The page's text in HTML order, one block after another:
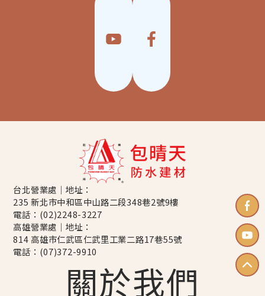
台北營業處｜地址：
235 新北市中和區中山路二段348巷2號9樓
電話： (02)2248-3227
高雄營業處｜地址：
814 高雄市仁武區仁武里工業二路17巷55號
電話： (07)372-9910
關於我們